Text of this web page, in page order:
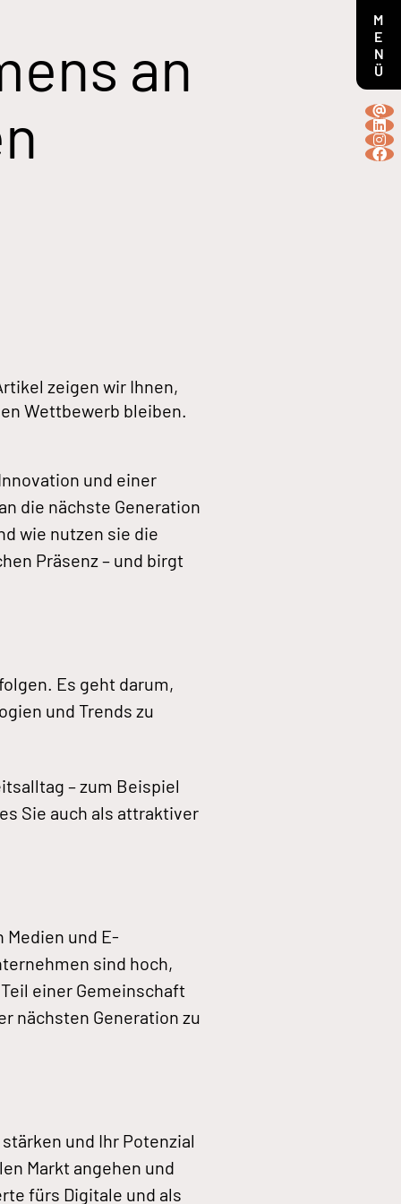
MENÜ
an
zeigen wir Ihnen,
Wettbewerb bleiben.
und einer
die nächste Generation
wie nutzen sie die
Präsenz – und birgt
Es geht darum,
und Trends zu
– zum Beispiel
Sie auch als attraktiver
und E-
sind hoch,
einer Gemeinschaft
nächsten Generation zu
und Ihr Potenzial
Markt angehen und
fürs Digitale und als